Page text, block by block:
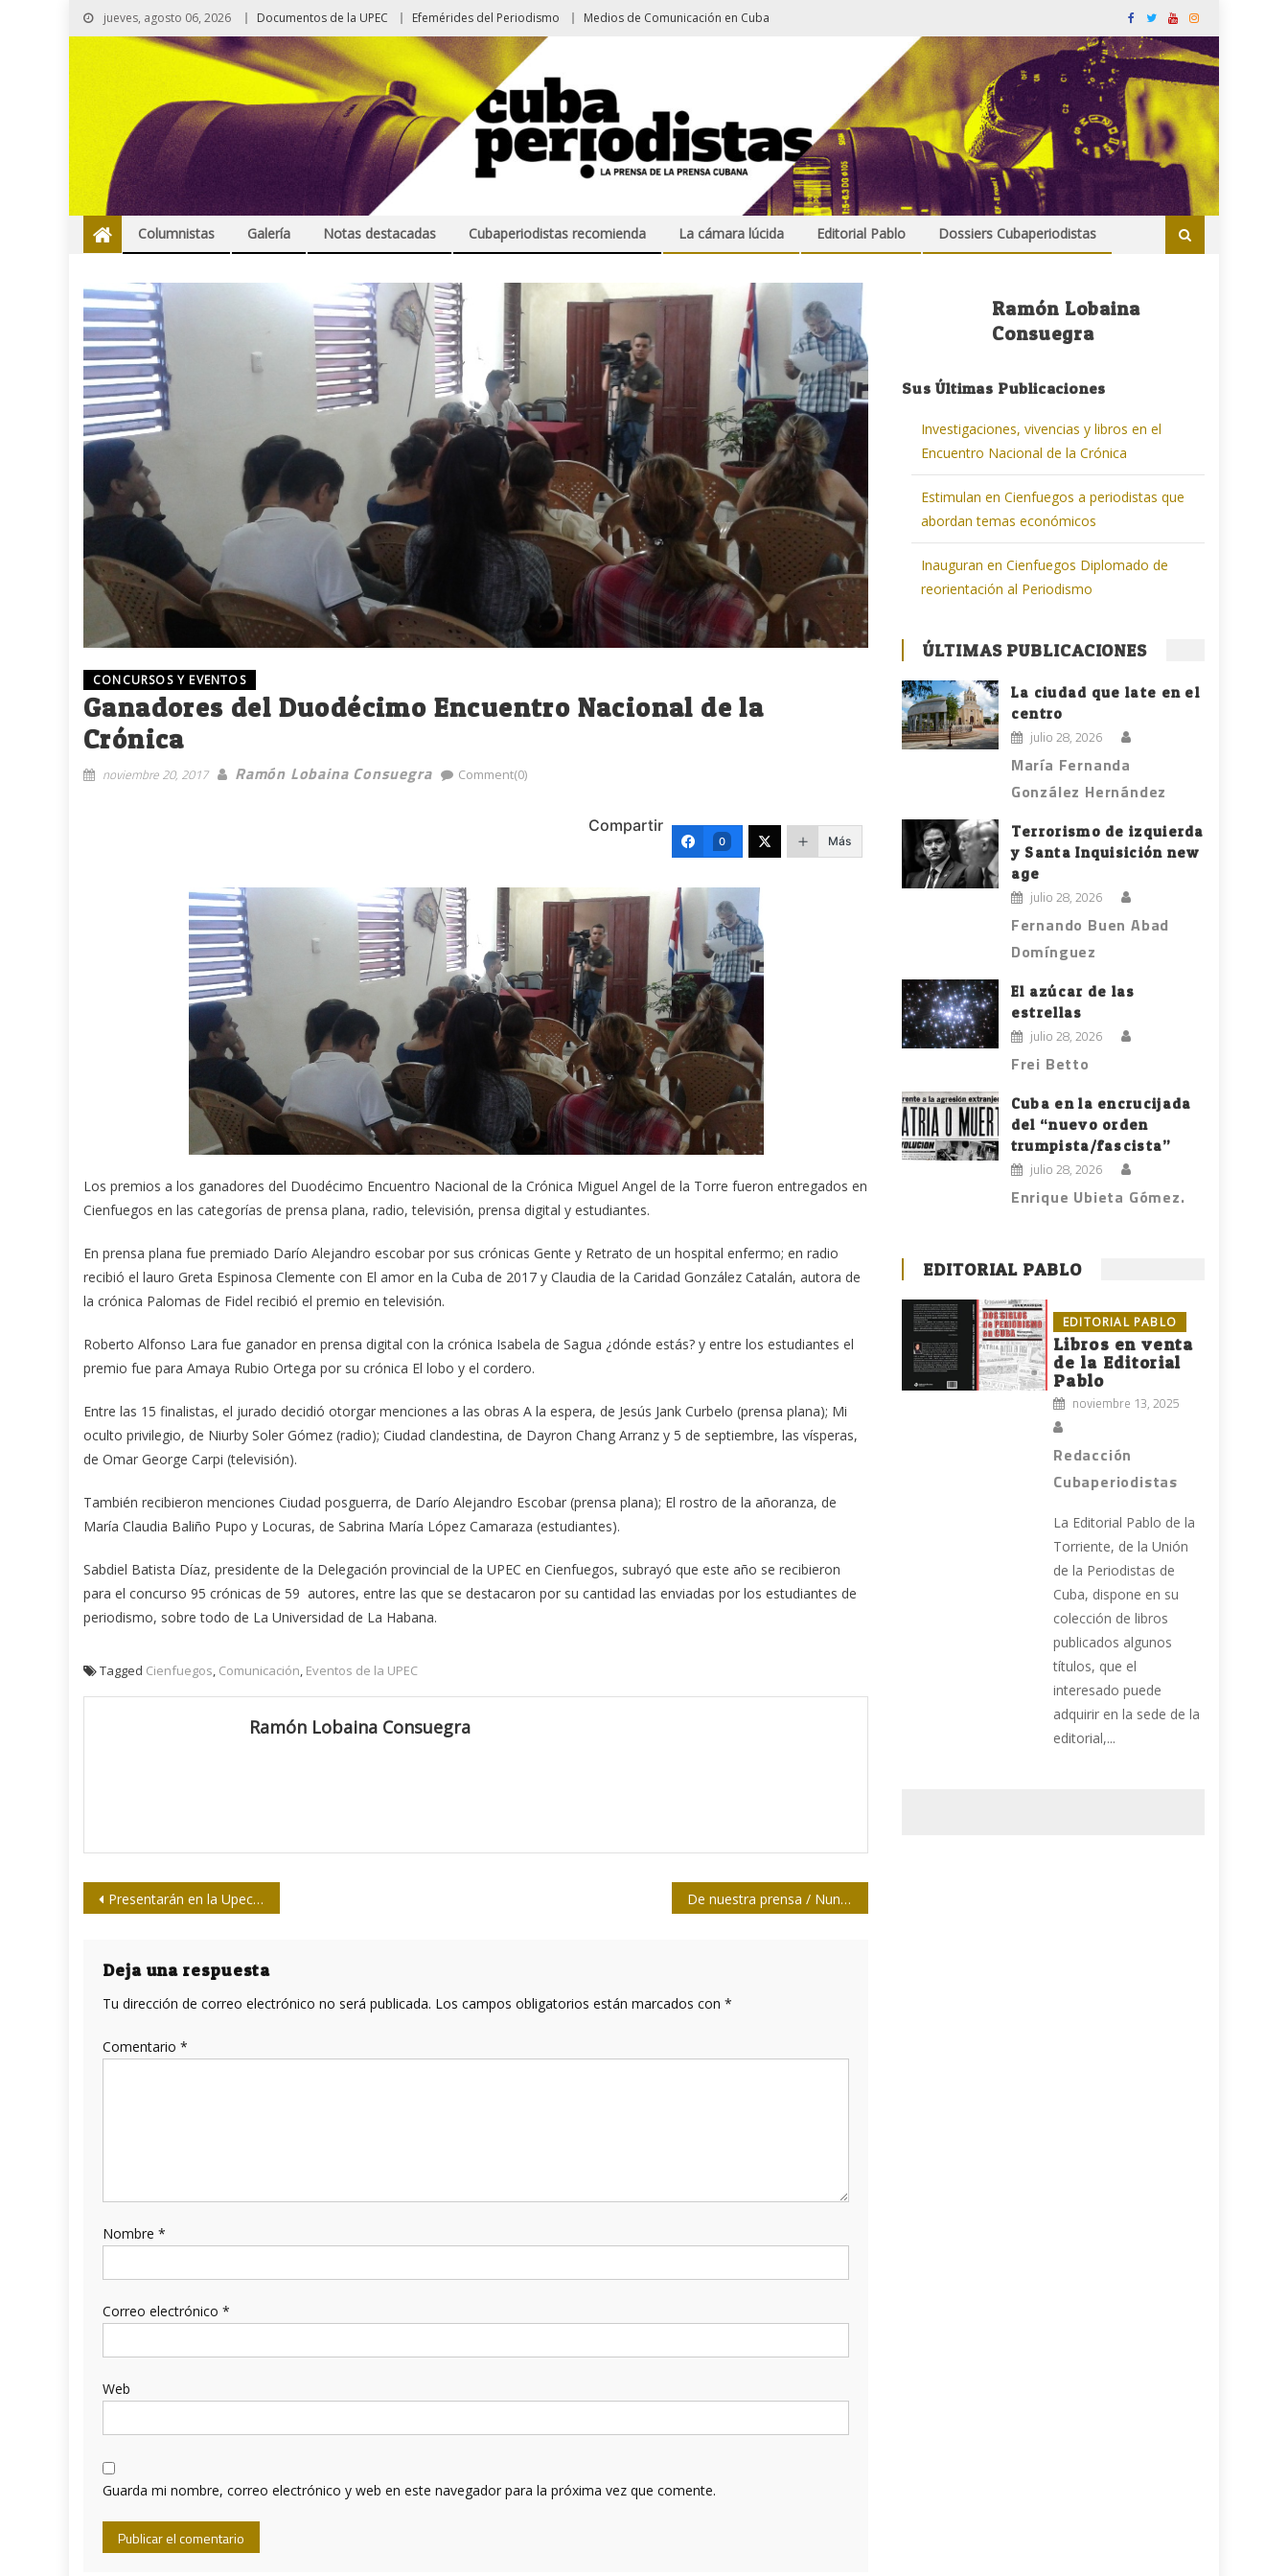
jueves, agosto 06, 2026 Documentos de la UPEC Efemérides del Periodismo Medios de Comunicación en Cuba
Columnistas Galería Notas destacadas Cubaperiodistas recomienda La cámara lúcida Editorial Pablo Dossiers Cubaperiodistas
CONCURSOS Y EVENTOS
Ganadores del Duodécimo Encuentro Nacional de la
Crónica
noviembre 20, 2017 Ramón Lobaina Consuegra Comment(0)
Compartir
0 Más
Los premios a los ganadores del Duodécimo Encuentro Nacional de la Crónica Miguel Angel de la Torre fueron entregados en
Cienfuegos en las categorías de prensa plana, radio, televisión, prensa digital y estudiantes.
En prensa plana fue premiado Darío Alejandro escobar por sus crónicas Gente y Retrato de un hospital enfermo; en radio
recibió el lauro Greta Espinosa Clemente con El amor en la Cuba de 2017 y Claudia de la Caridad González Catalán, autora de
la crónica Palomas de Fidel recibió el premio en televisión.
Roberto Alfonso Lara fue ganador en prensa digital con la crónica Isabela de Sagua ¿dónde estás? y entre los estudiantes el
premio fue para Amaya Rubio Ortega por su crónica El lobo y el cordero.
Entre las 15 finalistas, el jurado decidió otorgar menciones a las obras A la espera, de Jesús Jank Curbelo (prensa plana); Mi
oculto privilegio, de Niurby Soler Gómez (radio); Ciudad clandestina, de Dayron Chang Arranz y 5 de septiembre, las vísperas,
de Omar George Carpi (televisión).
También recibieron menciones Ciudad posguerra, de Darío Alejandro Escobar (prensa plana); El rostro de la añoranza, de
María Claudia Baliño Pupo y Locuras, de Sabrina María López Camaraza (estudiantes).
Sabdiel Batista Díaz, presidente de la Delegación provincial de la UPEC en Cienfuegos, subrayó que este año se recibieron
para el concurso 95 crónicas de 59 autores, entre las que se destacaron por su cantidad las enviadas por los estudiantes de
periodismo, sobre todo de La Universidad de La Habana.
Tagged Cienfuegos, Comunicación, Eventos de la UPEC
Ramón Lobaina Consuegra
Navegación
entradas
Presentarán en la Upec, el 24 próximo, La crónica inconclusa de Félix Elmusa De nuestra prensa / Nunca es tarde para ser mejor persona
Deja una respuesta
Tu dirección de correo electrónico no será publicada. Los campos obligatorios están marcados con *
Comentario *
Nombre *
Correo electrónico *
Web
Guarda mi nombre, correo electrónico y web en este navegador para la próxima vez que comente.
Ramón Lobaina
Consuegra
Sus Últimas Publicaciones
Investigaciones, vivencias y libros en el
Encuentro Nacional de la Crónica
Estimulan en Cienfuegos a periodistas que
abordan temas económicos
Inauguran en Cienfuegos Diplomado de
reorientación al Periodismo
ÚLTIMAS PUBLICACIONES
La ciudad que late en el
centro
julio 28, 2026
María Fernanda
González Hernández
Terrorismo de izquierda
y Santa Inquisición new
age
julio 28, 2026
Fernando Buen Abad
Domínguez
El azúcar de las
estrellas
julio 28, 2026
Frei Betto
Cuba en la encrucijada
del “nuevo orden
trumpista/fascista”
julio 28, 2026
Enrique Ubieta Gómez.
EDITORIAL PABLO
EDITORIAL PABLO
Libros en venta
de la Editorial
Pablo
noviembre 13, 2025
Redacción
Cubaperiodistas
La Editorial Pablo de la
Torriente, de la Unión
de la Periodistas de
Cuba, dispone en su
colección de libros
publicados algunos
títulos, que el
interesado puede
adquirir en la sede de la
editorial,...